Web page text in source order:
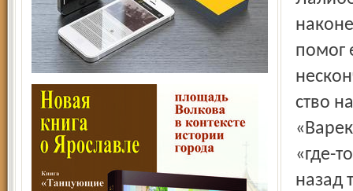
помог
ство
«где-
назад